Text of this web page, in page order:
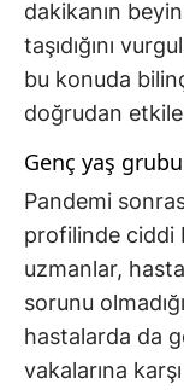
dakikanın
taşıdığını
bu konuda
doğrudan
Genç yaş
Pandemi
profilinde ciddi
uzmanlar,
sorunu
hastalarda da
vakalarına